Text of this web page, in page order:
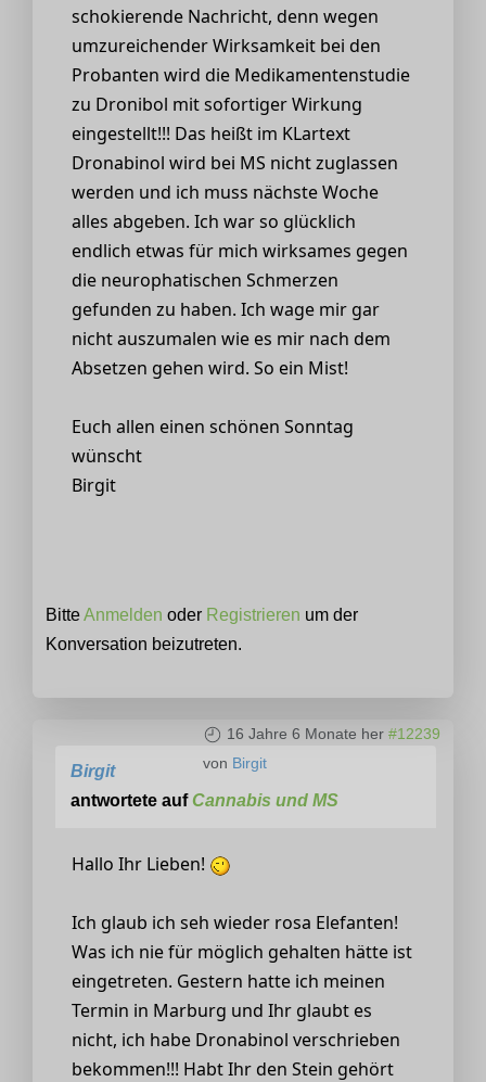
schokierende Nachricht, denn wegen
umzureichender Wirksamkeit bei den
Probanten wird die Medikamentenstudie
zu Dronibol mit sofortiger Wirkung
eingestellt!!! Das heißt im KLartext
Dronabinol wird bei MS nicht zuglassen
werden und ich muss nächste Woche
alles abgeben. Ich war so glücklich
endlich etwas für mich wirksames gegen
die neurophatischen Schmerzen
gefunden zu haben. Ich wage mir gar
nicht auszumalen wie es mir nach dem
Absetzen gehen wird. So ein Mist!
Euch allen einen schönen Sonntag
wünscht
Birgit
BitteAnmelden oder Registrieren um der
Konversation beizutreten.
16 Jahre 6 Monate her #12239
von Birgit
Birgit
antwortete aufCannabis und MS
Hallo Ihr Lieben!
Ich glaub ich seh wieder rosa Elefanten!
Was ich nie für möglich gehalten hätte ist
eingetreten. Gestern hatte ich meinen
Termin in Marburg und Ihr glaubt es
nicht, ich habe Dronabinol verschrieben
bekommen!!! Habt Ihr den Stein gehört